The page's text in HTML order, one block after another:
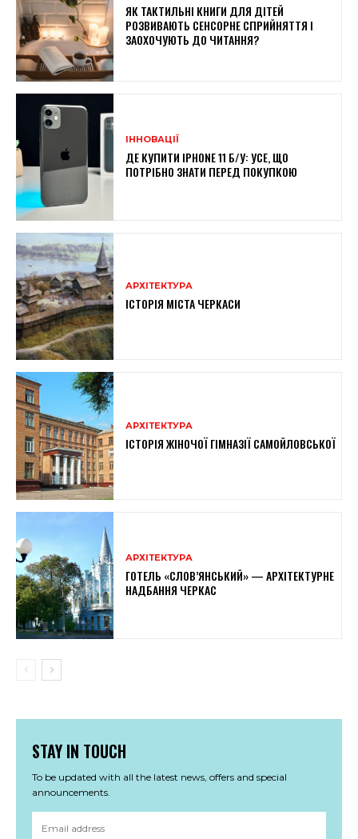
ЯК ТАКТИЛЬНІ КНИГИ ДЛЯ ДІТЕЙ
РОЗВИВАЮТЬ СЕНСОРНЕ СПРИЙНЯТТЯ І
ЗАОХОЧУЮТЬ ДО ЧИТАННЯ?
ІННОВАЦІЇ
ДЕ КУПИТИ IPHONE 11 Б/У: УСЕ, ЩО
ПОТРІБНО ЗНАТИ ПЕРЕД ПОКУПКОЮ
АРХІТЕКТУРА
ІСТОРІЯ МІСТА ЧЕРКАСИ
АРХІТЕКТУРА
ІСТОРІЯ ЖІНОЧОЇ ГІМНАЗІЇ САМОЙЛОВСЬКОЇ
АРХІТЕКТУРА
ГОТЕЛЬ «СЛОВ’ЯНСЬКИЙ» — АРХІТЕКТУРНЕ
НАДБАННЯ ЧЕРКАС
STAY IN TOUCH
To be updated with all the latest news, offers and special
announcements.